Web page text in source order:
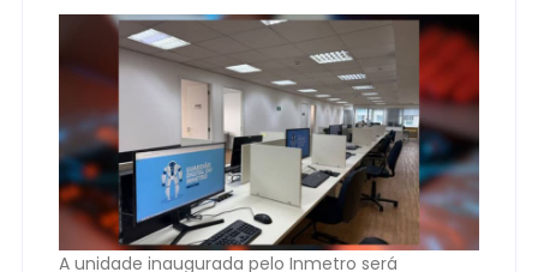
A unidade inaugurada pelo Inmetro será